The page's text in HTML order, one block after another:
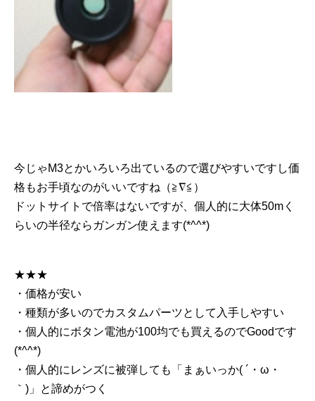
今じゃM3とかいろいろ出ているので選びやすいですし価
格もお手頃なのがいいですね（≧∇≦）
ドットサイトで倍率はないですが、個人的に大体50mく
らいの半径ならガンガン使えます(*^^*)
★★★
・価格が安い
・種類が多いのでカスタムパーツとして入手しやすい
・個人的にボタン電池が100均でも買えるのでGoodです
(*^^*)
・個人的にレンズに被弾しても「まぁいっか( ´・ω・
｀)」と諦めがつく